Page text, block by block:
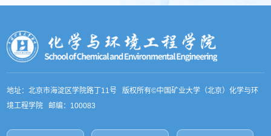
地址：北京市海淀区学院路丁11号 版权所有©中国矿业大学（北京）化学与环
境工程学院 邮编：100083